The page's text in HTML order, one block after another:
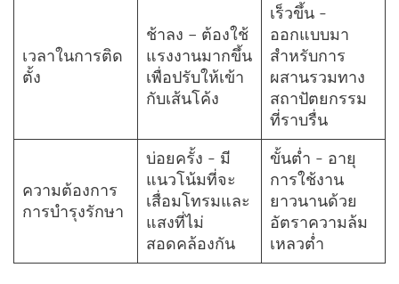
เวลาในการติด
ตั้ง
ช้าลง – ต้องใช้
แรงงานมากขึ้น
เพื่อปรับให้เข้า
กับเส้นโค้ง
เร็วขึ้น -
ออกแบบมา
สำหรับการ
ผสานรวมทาง
สถาปัตยกรรม
ที่ราบรื่น
ความต้องการ
การบำรุงรักษา
บ่อยครั้ง - มี
แนวโน้มที่จะ
เสื่อมโทรมและ
แสงที่ไม่
สอดคล้องกัน
ขั้นต่ำ - อายุ
การใช้งาน
ยาวนานด้วย
อัตราความล้ม
เหลวต่ำ